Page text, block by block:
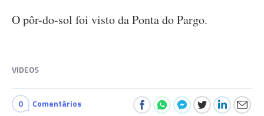
O pôr-do-sol foi visto da Ponta do Pargo.
VIDEOS
0 Comentários